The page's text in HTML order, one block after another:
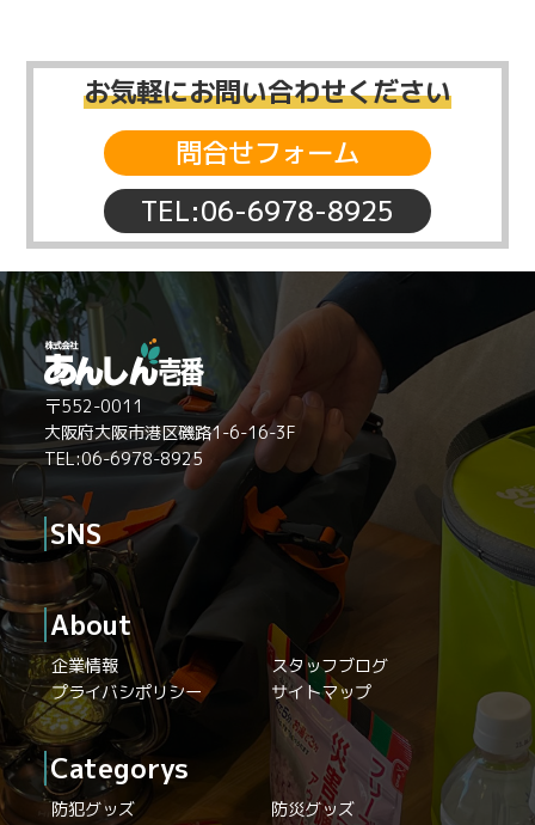
お気軽にお問い合わせください
TEL:06-6978-8925
問合せフォーム
〒552-0011
大阪府大阪市港区磯路1-6-16-3F
TEL:06-6978-8925
SNS
About
企業情報
スタッフブログ
プライバシポリシー
サイトマップ
Categorys
防犯グッズ
防災グッズ